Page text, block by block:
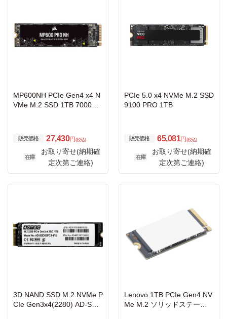
MP600NH PCIe Gen4 x4 N
VMe M.2 SSD 1TB 7000M
販売価格 27,430円 (税込)
在庫
お取り寄せ(納期確
定次第ご連絡)
PCIe 5.0 x4 NVMe M.2 SSD
9100 PRO 1TB
販売価格 65,081円 (税込)
在庫
お取り寄せ(納期確
定次第ご連絡)
3D NAND SSD M.2 NVMe P
CIe Gen3x4(2280) AD-SSD
Lenovo 1TB PCIe Gen4 NV
Me M.2 ソリッドステート